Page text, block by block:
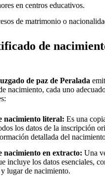
en centros educativos.
de matrimonio o
de
de paz de Peralada
nacimiento, cada uno
nacimiento literal: Es una
los datos de la inscripción
detallada del
nacimiento en extracto: Una
incluye los datos esenciales,
lugar de nacimiento.